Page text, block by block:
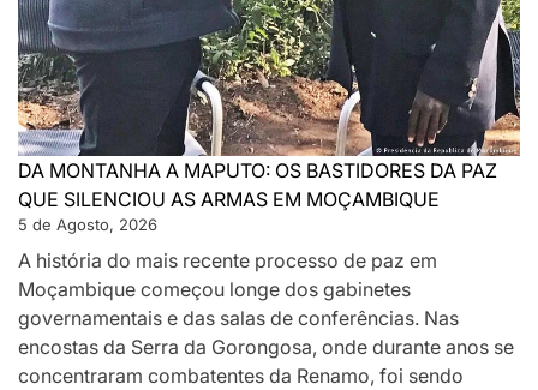
DA MONTANHA A MAPUTO: OS BASTIDORES DA PAZ
QUE SILENCIOU AS ARMAS EM MOÇAMBIQUE
5 de Agosto, 2026
A história do mais recente processo de paz em
Moçambique começou longe dos gabinetes
governamentais e das salas de conferências. Nas
encostas da Serra da Gorongosa, onde durante anos se
concentraram combatentes da Renamo, foi sendo